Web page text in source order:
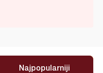
Najpopularniji